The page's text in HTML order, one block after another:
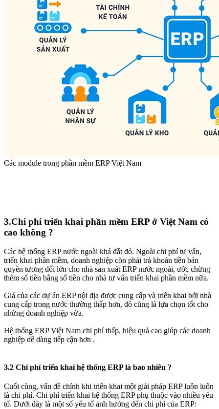
Các module trong phần mềm ERP Việt Nam
3.Chi phí triển khai phần mềm ERP ở Việt Nam có
cao không ?​
Các hệ thống ERP nước ngoài khá đắt đỏ. Ngoài chi phí tư vấn,
triển khai phần mềm, doanh nghiệp còn phải trả khoản tiền bản
quyền tương đối lớn cho nhà sản xuất ERP nước ngoài, ước chừng
thêm số tiền bằng số tiền cho nhà tư vấn triển khai phần mềm nữa.
Giá của các dự án ERP nội địa được cung cấp và triển khai bởi nhà
cung cấp trong nước thường thấp hơn, đó cũng là lựa chọn tốt cho
những doanh nghiệp vừa.
Hệ thống ERP Việt Nam chi phí thấp, hiệu quả cao giúp các doanh
nghiệp dễ dàng tiếp cận hơn .
3.2 Chi phí triển khai hệ thống ERP là bao nhiêu ?​
Cuối cùng, vấn đề chính khi triển khai một giải pháp ERP luôn luôn
là chi phí. Chi phí triển khai hệ thống ERP phụ thuộc vào nhiều yếu
tố. Dưới đây là một số yếu tố ảnh hưởng đến chi phí của ERP: